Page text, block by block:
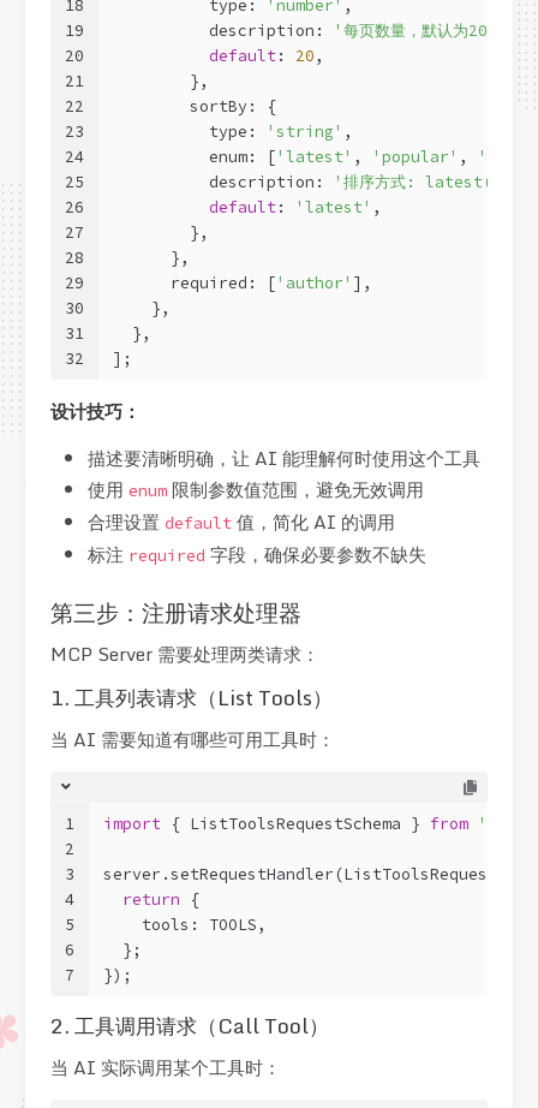
18
19
20
21
22
23
24
25
26
27
28
29
30
31
32
          type:
'number' ,
          description:
'每页数量，默认为20'
default: 20,
        },
        sortBy: {
          type:
'string' ,
          enum: [
'latest' , 'popular' ,
          description:
'排序方式: latest(最新
default: 'latest' ,
        },
      },
      required: [
'author' ],
    },
  },
];
设计技巧：
描述要清晰明确，让 AI 能理解何时使用这个工具
使用 enum限制参数值范围，避免无效调用
合理设置 default值，简化 AI 的调用
标注 required 字段，确保必要参数不缺失
第三步：注册请求处理器
MCP Server 需要处理两类请求：
1. 工具列表请求（List Tools）
当 AI 需要知道有哪些可用工具时：
1
2
3
4
5
6
7
import { ListToolsRequestSchema } from
return {
    tools: TOOLS,
  };
});
2. 工具调用请求（Call Tool）
当 AI 实际调用某个工具时：